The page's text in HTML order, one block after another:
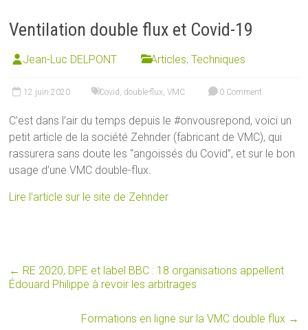
même
Ventilation double flux et Covid-19
Jean-Luc DELPONT Articles,Techniques
12 juin 2020 Covid double-flux ,VMC 0 Comment
C’est dans l’air du temps depuis le #onvousrepond, voici un
petit article de la société Zehnder (fabricant de VMC), qui
rassurera sans doute les “angoissés du Covid”, et sur le bon
usage d’une VMC double-flux.
Lire l’article sur le site de Zehnder
← RE 2020, DPE et label BBC : 18 organisations appellent
Édouard Philippe à revoir les arbitrages
Formations en ligne sur la VMC double flux →